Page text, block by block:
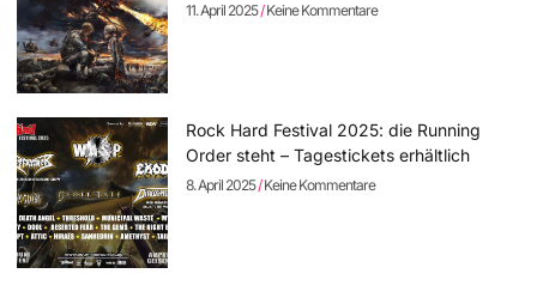
11. April 2025 Keine Kommentare
Rock Hard Festival 2025: die Running
Order steht – Tagestickets erhältlich
8. April 2025 Keine Kommentare